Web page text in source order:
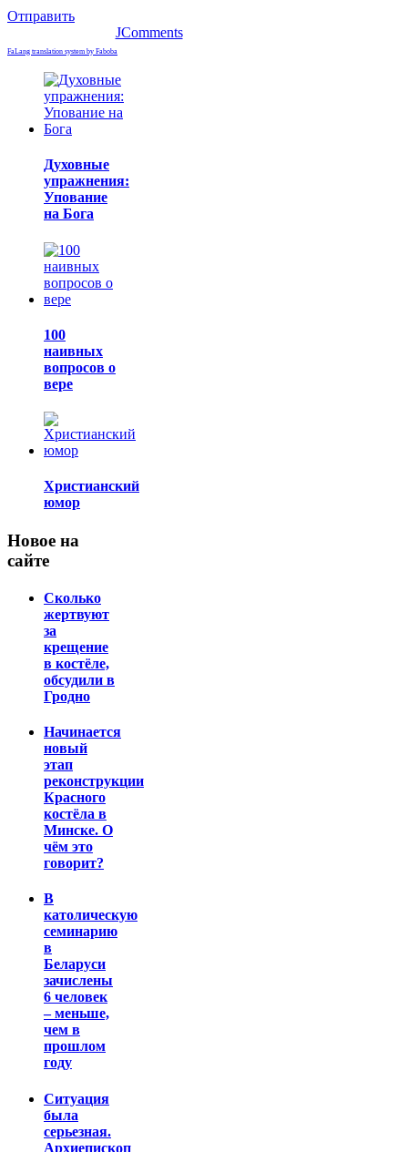
Отправить
JComments
FaLang translation system by Faboba
Духовные
упражнения:
Упование
на Бога
100
наивных
вопросов о
вере
Христианский
юмор
Новое на
сайте
Сколько
жертвуют
за
крещение
в костёле,
обсудили в
Гродно
Начинается
новый
этап
реконструкции
Красного
костёла в
Минске. О
чём это
говорит?
В
католическую
семинарию
в
Беларуси
зачислены
6 человек
– меньше,
чем в
прошлом
году
Ситуация
была
серьезная.
Архиепископ